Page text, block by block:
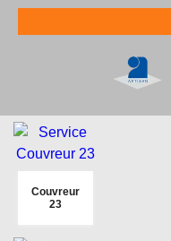
Couvreur
23